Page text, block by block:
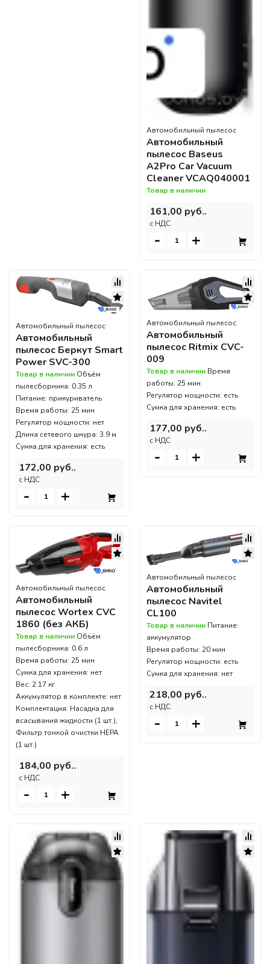
Автомобильный пылесос
Автомобильный
пылесос Baseus
A2Pro Car Vacuum
Cleaner VCAQ040001
Товар в наличии
161,00 руб..
c НДС
- +
Автомобильный пылесос
Автомобильный
пылесос Беркут Smart
Power SVC-300
Товар в наличии Объём
пылесборника: 0.35 л
Питание: прикуриватель
Время работы: 25 мин
Регулятор мощности: нет
Длина сетевого шнура: 3.9 м
Сумка для хранения: есть
172,00 руб..
c НДС
- +
Автомобильный пылесос
Автомобильный
пылесос Ritmix CVC-
009
Товар в наличии Время
работы: 25 мин
Регулятор мощности: есть
Сумка для хранения: есть
177,00 руб..
c НДС
- +
Автомобильный пылесос
Автомобильный
пылесос Wortex CVC
1860 (без АКБ)
Товар в наличии Объём
пылесборника: 0.6 л
Время работы: 25 мин
Сумка для хранения: нет
Вес: 2.17 кг
Аккумулятор в комплекте: нет
Комплектация: Насадка для
всасывания жидкости (1 шт.),
Фильтр тонкой очистки HEPA
(1 шт.)
184,00 руб..
c НДС
- +
Автомобильный пылесос
Автомобильный
пылесос Navitel
CL100
Товар в наличии Питание:
аккумулятор
Время работы: 20 мин
Регулятор мощности: есть
Сумка для хранения: нет
218,00 руб..
c НДС
- +